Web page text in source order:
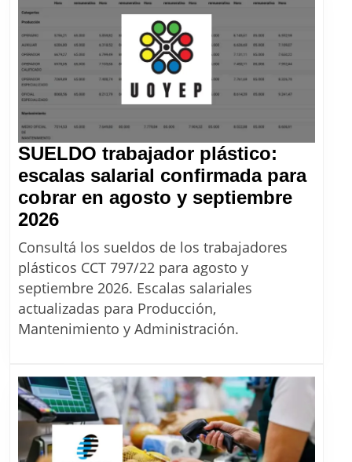
SUELDO trabajador plástico:
escalas salarial confirmada para
cobrar en agosto y septiembre
2026SUELDO
trabajador
plástico:
escalas
salarial
confirmada
cobrar
en
agosto
Consultá los sueldos de los trabajadores
plásticos CCT 797/22 para agosto y
septiembre 2026. Escalas salariales
actualizadas para Producción,
Mantenimiento y Administración.